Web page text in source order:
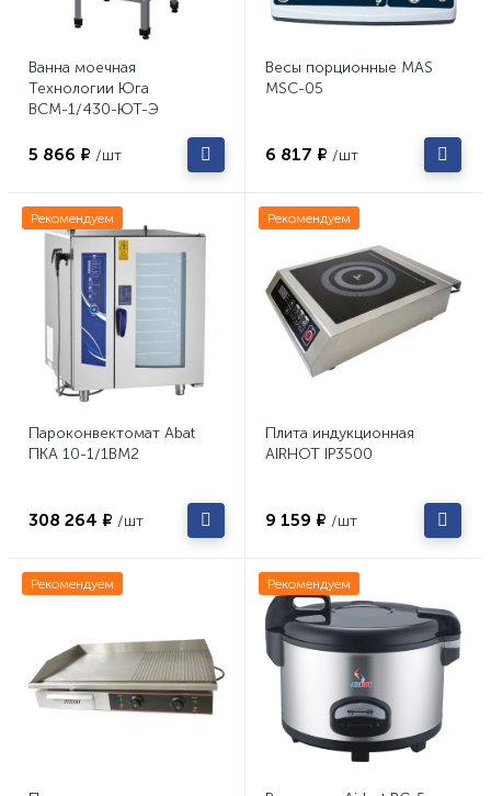
Ванна моечная
Технологии Юга
ВСМ-1/430-ЮТ-Э
5 866 ₽ /шт
Весы порционные MAS
MSC-05
6 817 ₽ /шт
Рекомендуем
Пароконвектомат Abat
ПКА 10-1/1ВМ2
308 264 ₽ /шт
Рекомендуем
Плита индукционная
AIRHOT IP3500
9 159 ₽ /шт
Рекомендуем Рекомендуем